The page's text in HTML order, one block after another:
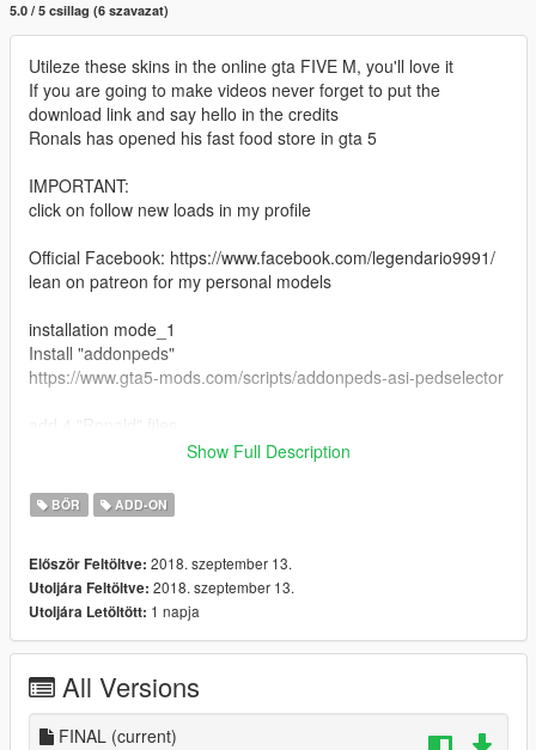
5.0 / 5 csillag (6 szavazat)
Utileze these skins in the online gta FIVE M, you'll love it
If you are going to make videos never forget to put the
download link and say hello in the credits
Ronals has opened his fast food store in gta 5
IMPORTANT:
click on follow new loads in my profile
Official Facebook: https://www.facebook.com/legendario9991/
lean on patreon for my personal models
installation mode_1
Install "addonpeds"
https://www.gta5-mods.com/scripts/addonpeds-asi-pedselector
dlcpacks \ addonpeds \ dlc.rpf \ peds.rpf \
or you can also install it
if you value my conversion work you can donate.
I'll be pulling out strange things for gta 5
CREATURES IN GTA 5 "THE" PalaciosMods "
second channel
https://es.gta5-mods.com/users/PalaciosMods
Show Full Description
BŐR ADD-ON
Először Feltöltve: 2018. szeptember 13.
Utoljára Feltöltve: 2018. szeptember 13.
Utoljára Letöltött: 1 napja
All Versions
FINAL (current)